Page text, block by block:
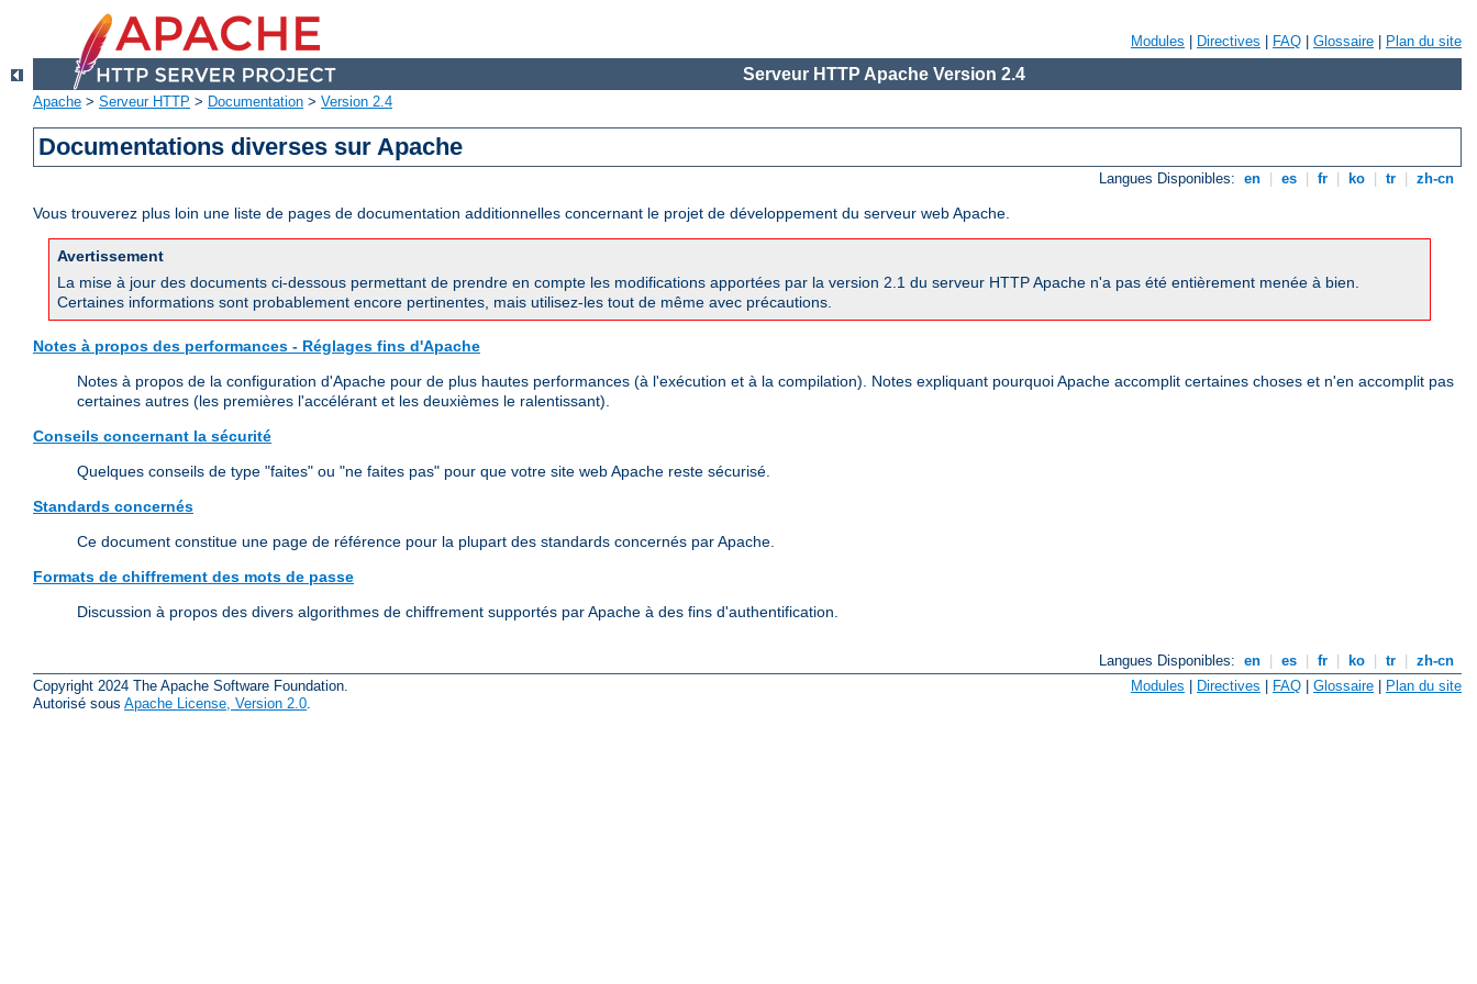
Modules Directives FAQ Glossaire Plan du site
Serveur HTTP Apache Version 2.4
Apache > Serveur HTTP > Documentation > Version 2.4
Documentations diverses sur Apache
Langues Disponibles: en es fr ko tr zh-cn
Vous trouverez plus loin une liste de pages de documentation additionnelles concernant le projet de développement du serveur web Apache.
Avertissement
La mise à jour des documents ci-dessous permettant de prendre en compte les modifications apportées par la version 2.1 du serveur HTTP Apache n'a pas été entièrement menée à bien.
Certaines informations sont probablement encore pertinentes, mais utilisez-les tout de même avec précautions.
Notes à propos des performances - Réglages fins d'Apache
Notes à propos de la configuration d'Apache pour de plus hautes performances (à l'exécution et à la compilation). Notes expliquant pourquoi Apache accomplit certaines choses et n'en accomplit pas
certaines autres (les premières l'accélérant et les deuxièmes le ralentissant).
Conseils concernant la sécurité
Quelques conseils de type "faites" ou "ne faites pas" pour que votre site web Apache reste sécurisé.
Standards concernés
Ce document constitue une page de référence pour la plupart des standards concernés par Apache.
Formats de chiffrement des mots de passe
Discussion à propos des divers algorithmes de chiffrement supportés par Apache à des fins d'authentification.
Langues Disponibles: en es fr ko tr
zh-cn
Copyright 2024 The Apache Software Foundation.
Autorisé sous Apache License, Version 2.0
Modules | Directives | FAQ | Glossaire | Plan du site